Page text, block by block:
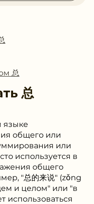
总
总
языке
общего или
или
используется в
общего
"总的来说" (zǒng
и целом" или "в
использоваться